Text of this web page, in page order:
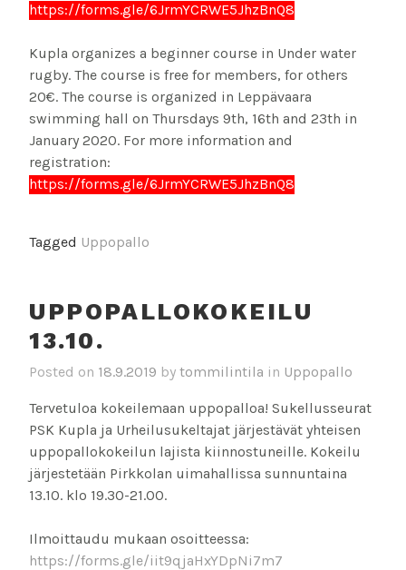
https://forms.gle/6JrmYCRWE5JhzBnQ8
Kupla organizes a beginner course in Under water
rugby. The course is free for members, for others
20€. The course is organized in Leppävaara
swimming hall on Thursdays 9th, 16th and 23th in
January 2020. For more information and
registration:
https://forms.gle/6JrmYCRWE5JhzBnQ8
Tagged Uppopallo
UPPOPALLOKOKEILU
13.10.
Posted on 18.9.2019 by tommilintila in Uppopallo
Tervetuloa kokeilemaan uppopalloa! Sukellusseurat
PSK Kupla ja Urheilusukeltajat järjestävät yhteisen
uppopallokokeilun lajista kiinnostuneille. Kokeilu
järjestetään Pirkkolan uimahallissa sunnuntaina
13.10. klo 19.30-21.00.
Ilmoittaudu mukaan osoitteessa:
https://forms.gle/iit9qjaHxYDpNi7m7